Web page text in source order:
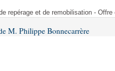
repérage et de remobilisation -
M. Philippe Bonnecarrère